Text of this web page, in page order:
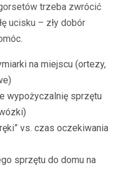
trzeba zwrócić
ucisku – zły dobór
na miejscu (ortezy,
wypożyczalnię sprzętu
vs. czas oczekiwania
sprzętu do domu na